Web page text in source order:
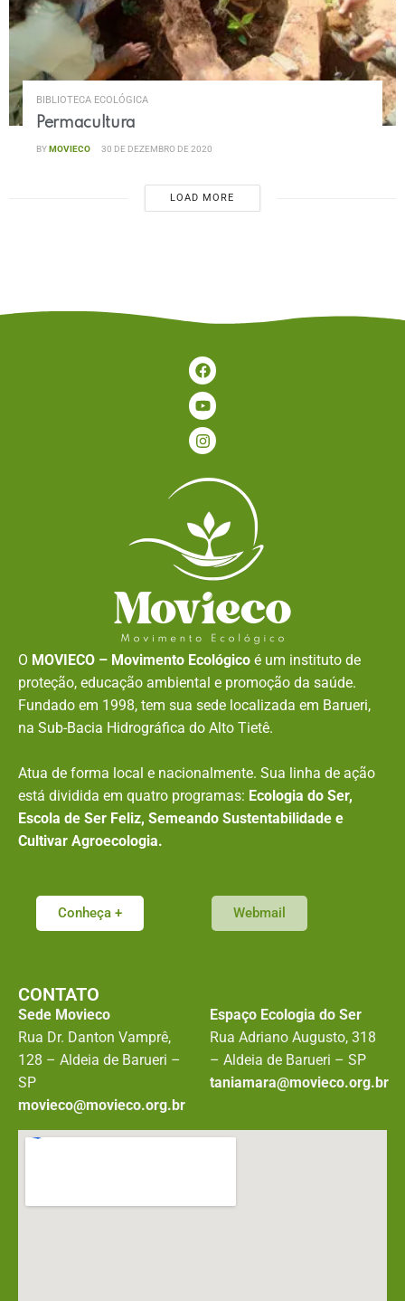
BIBLIOTECA ECOLÓGICA
Permacultura
BYMOVIECO 30 DE DEZEMBRO DE 2020
LOAD MORE
O MOVIECO – Movimento Ecológico é um instituto de
proteção, educação ambiental e promoção da saúde.
Fundado em 1998, tem sua sede localizada em Barueri,
na Sub-Bacia Hidrográfica do Alto Tietê.
Atua de forma local e nacionalmente. Sua linha de ação
está dividida em quatro programas: Ecologia do Ser,
Escola de Ser Feliz, Semeando Sustentabilidade e
Cultivar Agroecologia.
Conheça + Webmail
CONTATO
Sede Movieco
Rua Dr. Danton Vamprê,
128 – Aldeia de Barueri –
SP
movieco@movieco.org.br
Espaço Ecologia do Ser
Rua Adriano Augusto, 318
– Aldeia de Barueri – SP
taniamara@movieco.org.br